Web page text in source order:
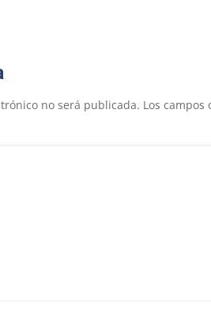
no será publicada. Los campos